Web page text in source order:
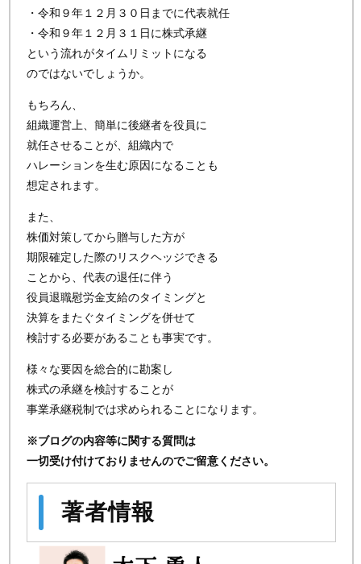
・令和９年１２月３０日までに代表就任
・令和９年１２月３１日に株式承継
という流れがタイムリミットになる
のではないでしょうか。
もちろん、
組織運営上、簡単に後継者を役員に
就任させることが、組織内で
ハレーションを生む原因になることも
想定されます。
また、
株価対策してから贈与した方が
期限確定した際のリスクヘッジできる
ことから、代表の退任に伴う
役員退職慰労金支給のタイミングと
決算をまたぐタイミングを併せて
検討する必要があることも事実です。
様々な要因を総合的に勘案し
株式の承継を検討することが
事業承継税制では求められることになります。
※ブログの内容等に関する質問は
一切受け付けておりませんのでご留意ください。
著者情報